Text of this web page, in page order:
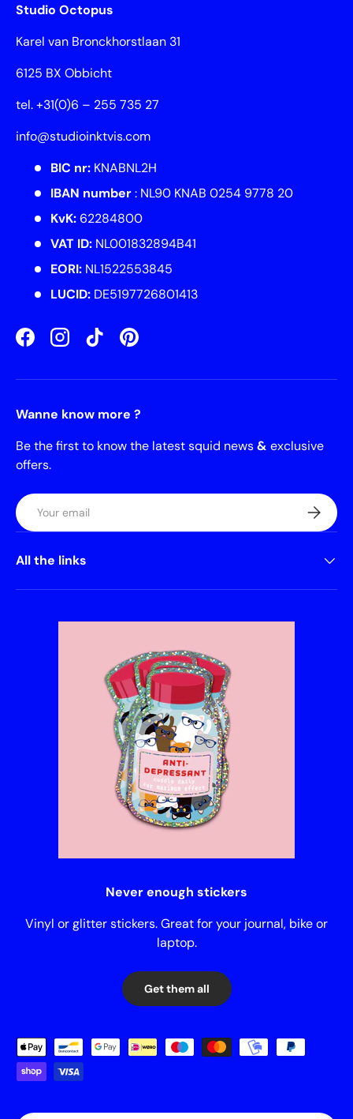
Studio Octopus
Karel van Bronckhorstlaan 31
6125 BX Obbicht
tel. +31(0)6 – 255 735 27
info@studioinktvis.com
BIC nr: KNABNL2H
IBAN number: NL90 KNAB 0254 9778 20
KvK:62284800
VAT ID: NL001832894B41
EORI: NL1522553845
LUCID: DE5197726801413
FacebookInstagramTikTokPinterest
Wanne know more ?
Be the first to know the latest squid news& exclusive
offers.
Email
All the links
Never enough stickers
Vinyl or glitter stickers. Great for your journal, bike or
laptop.
Get them all
Payment methods accepted